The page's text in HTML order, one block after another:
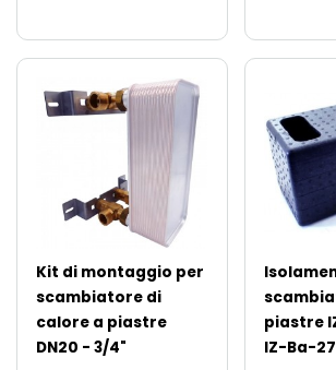
Kit di montaggio per
scambiatore di
calore a piastre
DN20 - 3/4"
piastre
IZ-Ba-